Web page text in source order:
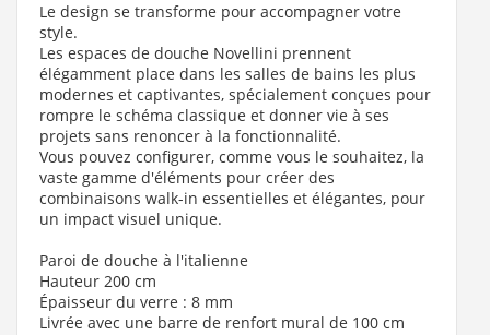
Le design se transforme pour accompagner votre
style.
Les espaces de douche Novellini prennent
élégamment place dans les salles de bains les plus
modernes et captivantes, spécialement conçues pour
rompre le schéma classique et donner vie à ses
projets sans renoncer à la fonctionnalité.
Vous pouvez configurer, comme vous le souhaitez, la
vaste gamme d'éléments pour créer des
combinaisons walk-in essentielles et élégantes, pour
un impact visuel unique.
Paroi de douche à l'italienne
Hauteur 200 cm
Épaisseur du verre : 8 mm
Livrée avec une barre de renfort mural de 100 cm